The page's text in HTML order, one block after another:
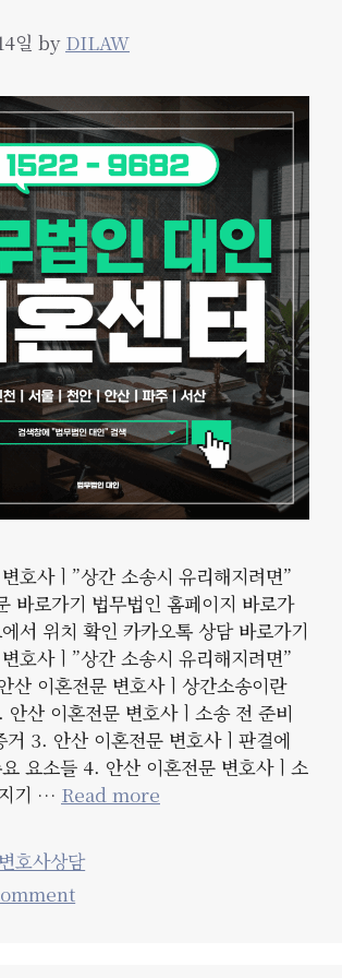
일 by DILAW
호사ㅣ”상간 소송시 유리해지려면”
바로가기 법무법인 홈페이지 바로가
서 위치 확인 카카오톡 상담 바로가기
호사ㅣ”상간 소송시 유리해지려면”
산 이혼전문 변호사ㅣ상간소송이란
안산 이혼전문 변호사ㅣ소송 전 준비
거 3. 안산 이혼전문 변호사ㅣ판결에
요소들 4. 안산 이혼전문 변호사ㅣ소
기 … Read more
변호사상담